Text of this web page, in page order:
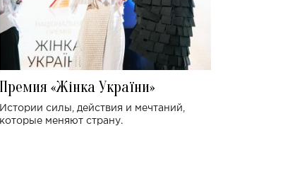
Премия «Жінка України»
Истории силы, действия и мечтаний,
которые меняют страну.